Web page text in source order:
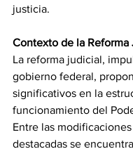
justicia.
Contexto de la Reforma
La reforma judicial,
gobierno federal,
significativos en la
funcionamiento del
Entre las modificaciones
destacadas se